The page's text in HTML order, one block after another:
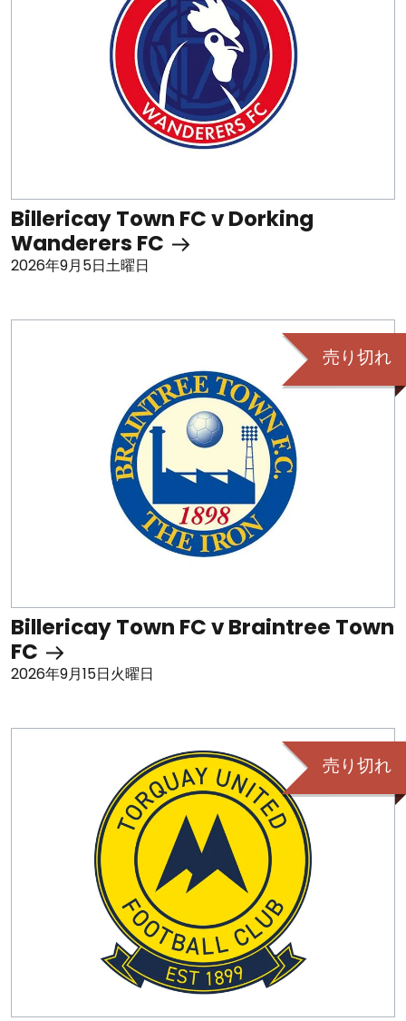
Billericay Town FC v Dorking
Wanderers FC
2026年9月5日土曜日
売り切れ
Billericay Town FC v Braintree Town
FC
2026年9月15日火曜日
売り切れ